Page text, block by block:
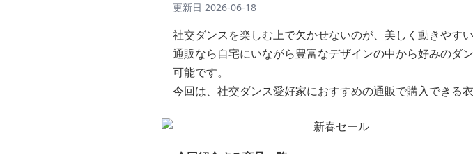
更新日 2026-06-18
社交ダンスを楽しむ上で欠かせないのが、美しく動きやすい
通販なら自宅にいながら豊富なデザインの中から好みのダ
可能です。
今回は、社交ダンス愛好家におすすめの通販で購入できる